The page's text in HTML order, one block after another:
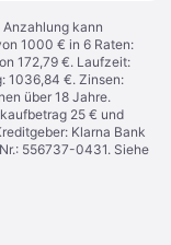
Anzahlung kann
1000 € in 6 Raten:
172,79 €. Laufzeit:
1036,84 €. Zinsen:
über 18 Jahre.
25 € und
Klarna Bank
556737-0431. Siehe